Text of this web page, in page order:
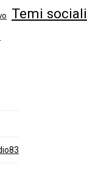
Temi sociali